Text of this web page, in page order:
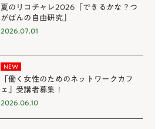
夏のリコチャレ2026「できるかな？つ
がばんの自由研究」
2026.07.01
NEW
「働く女性のためのネットワークカフ
ェ」受講者募集！
2026.06.10